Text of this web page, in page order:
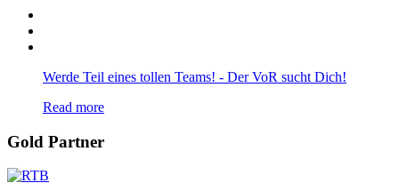
Werde Teil eines tollen Teams! - Der VoR sucht Dich!
Read more
Gold Partner